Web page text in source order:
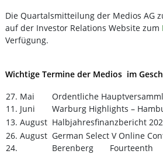
Die Quartalsmitteilung der Medios AG
auf der Investor Relations Website zum
Verfügung.
Wichtige Termine der Medios im
27. Mai
11. Juni
Ordentliche
Warburg Highlights –
13. August Halbjahresfinanzbericht
26. August
24.
German Select V Online
Berenberg